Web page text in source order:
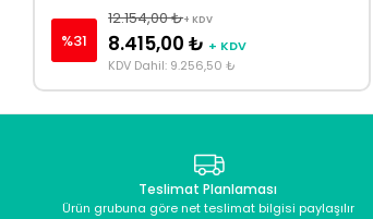
%31
12.154,00 ₺+ KDV
8.415,00 ₺ + KDV
KDV Dahil: 9.256,50 ₺
Teslimat Planlaması
Ürün grubuna göre net teslimat bilgisi paylaşılır